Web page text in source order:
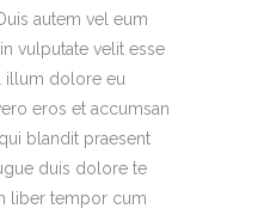
autem vel eum
vulputate velit esse
illum dolore eu
eros et accumsan
blandit praesent
duis dolore te
liber tempor cum